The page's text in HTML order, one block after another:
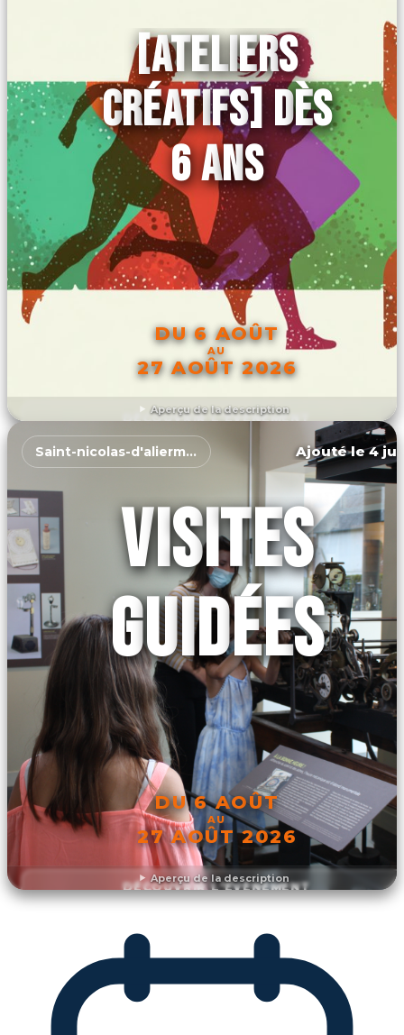
Aperçu de la description
[ATELIERS
CRÉATIFS] DÈS
6 ANS
DU 6 AOÛT
AU
27 AOÛT 2026
DÉCOUVRIR L'ÉVÉNEMENT
Aperçu de la description
Saint-nicolas-d'aliermont Ajouté le 4
VISITES
GUIDÉES
DU 6 AOÛT
AU
27 AOÛT 2026
DÉCOUVRIR L'ÉVÉNEMENT